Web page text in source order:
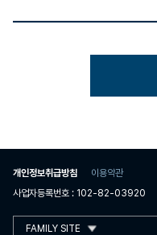
개인정보취급방침
이용약관
사업자등록번호 : 102-82-03920
FAMILY SITE